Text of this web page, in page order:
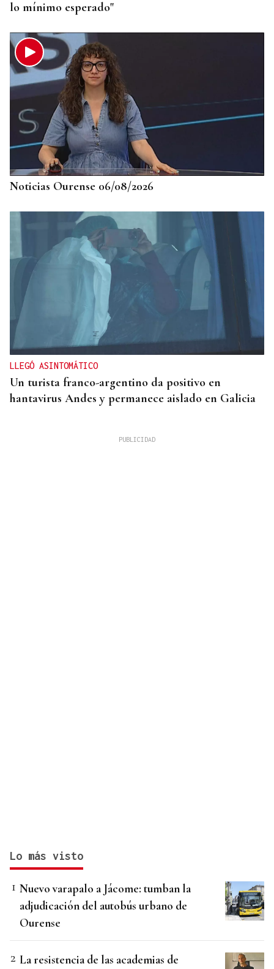
lo mínimo esperado"
Noticias Ourense 06/08/2026
LLEGÓ ASINTOMÁTICO
Un turista franco-argentino da positivo en
hantavirus Andes y permanece aislado en Galicia
Lo más visto
Nuevo varapalo a Jácome: tumban la
adjudicación del autobús urbano de
Ourense
La resistencia de las academias de